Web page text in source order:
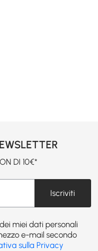
DI 10€*
Iscriviti
miei dati personali
e-mail secondo
sulla Privacy